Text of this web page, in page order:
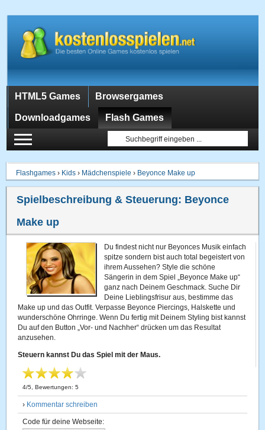
HTML5 Games Browsergames
Downloadgames Flash Games
Flashgames › Kids › Mädchenspiele › Beyonce Make up
Spielbeschreibung & Steuerung: Beyonce
Make up
Du findest nicht nur Beyonces Musik einfach
spitze sondern bist auch total begeistert von
ihrem Aussehen? Style die schöne
Sängerin in dem Spiel „Beyonce Make up“
ganz nach Deinem Geschmack. Suche Dir
Deine Lieblingsfrisur aus, bestimme das
Make up und das Outfit. Verpasse Beyonce Piercings, Halskette und
wunderschöne Ohrringe. Wenn Du fertig mit Deinem Styling bist kannst
Du auf den Button „Vor- und Nachher“ drücken um das Resultat
anzusehen.
Steuern kannst Du das Spiel mit der Maus.
4/5 , Bewertungen:5
› Kommentar schreiben
Code für deine Webseite: